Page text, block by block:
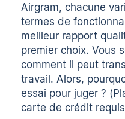
Airgram, chacune
termes de
meilleur rapport
premier choix. Vous
comment il peut
travail. Alors,
essai pour juger ?
carte de crédit